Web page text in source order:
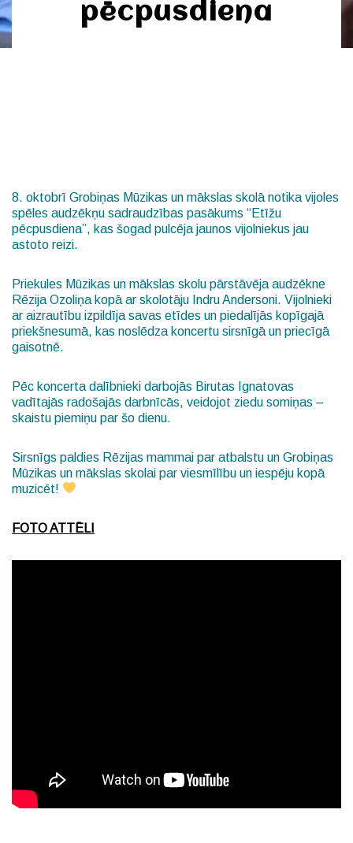
pēcpusdiena
8. oktobrī Grobiņas Mūzikas un mākslas skolā notika vijoles
spēles audzēkņu sadraudzības pasākums “Etīžu
pēcpusdiena”, kas šogad pulcēja jaunos vijolniekus jau
astoto reizi.
Priekules Mūzikas un mākslas skolu pārstāvēja audzēkne
Rēzija Ozoliņa kopā ar skolotāju Indru Andersoni. Vijolnieki
ar aizrautību izpildīja savas etīdes un piedalījās kopīgajā
priekšnesumā, kas noslēdza koncertu sirsnīgā un priecīgā
gaisotnē.
Pēc koncerta dalībnieki darbojās Birutas Ignatovas
vadītajās radošajās darbnīcās, veidojot ziedu somiņas –
skaistu piemiņu par šo dienu.
Sirsnīgs paldies Rēzijas mammai par atbalstu un Grobiņas
Mūzikas un mākslas skolai par viesmīlību un iespēju kopā
muzicēt!
FOTO ATTĒLI